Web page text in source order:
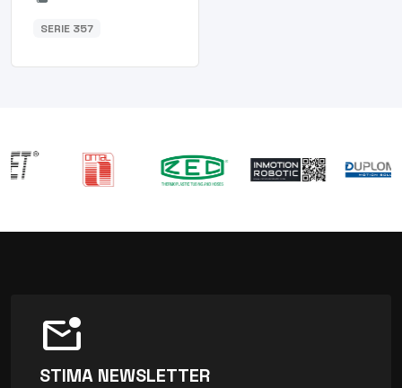
SERIE 357
mark_email_unread
STIMA NEWSLETTER